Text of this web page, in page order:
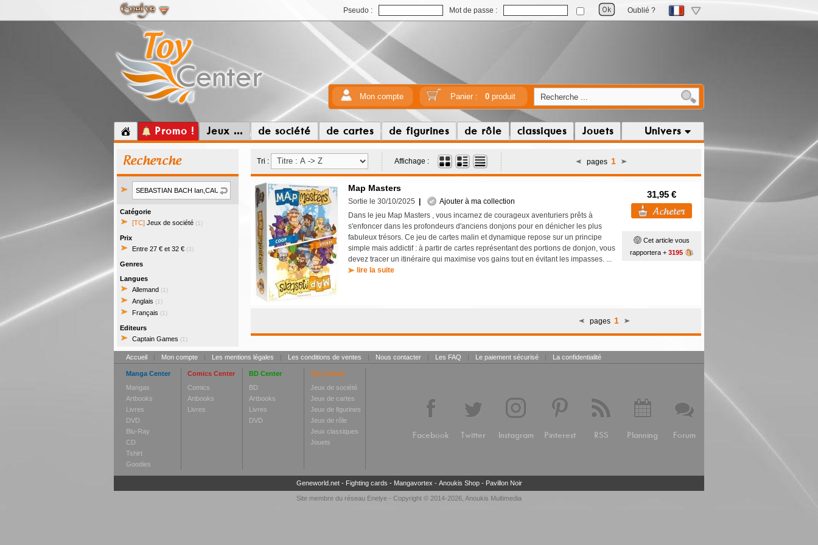
Pseudo : Mot de passe : Oublié ?
Mon compte Panier : 0produit
Promo ! Jeux ... de société de cartes de figurines de rôle classiques Jouets Univers
Recherche
Catégorie
[TC] Jeux de société (1)
Prix
Entre 27 € et 32 € (3)
Genres
Langues
Allemand (1)
Anglais (1)
Français (1)
Editeurs
Captain Games (1)
Tri : Affichage : pages 1
Map Masters
Sortie le 30/10/2025
Ajouter à ma collection
Dans le jeu Map Masters , vous incarnez de courageux aventuriers prêts à
s'enfoncer dans les profondeurs d'anciens donjons pour en dénicher les plus
fabuleux trésors. Ce jeu de cartes malin et dynamique repose sur un principe
simple mais addictif : à partir de cartes représentant des portions de donjon, vous
devez tracer un itinéraire qui maximise vos gains tout en évitant les impasses. ...
lire la suite
31,95 €
Cet article vous
rapportera + 3195
pages 1
Accueil | Mon compte | Les mentions légales | Les conditions de ventes | Nous contacter | Les FAQ | Le paiement sécurisé | La confidentialité
Manga Center
Mangas
Artbooks
Livres
DVD
Blu-Ray
CD
Tshirt
Goodies
Comics Center
Comics
Artbooks
Livres
BD Center
BD
Artbooks
Livres
DVD
Toy Center
Jeux de société
Jeux de cartes
Jeux de figurines
Jeux de rôle
Jeux classiques
Jouets
Facebook Twitter Instagram Pinterest RSS Planning Forum
Geneworld.net- Fighting cards - Mangavortex - Anoukis Shop- Pavillon Noir
Site membre du réseau Enelye - Copyright © 2014-2026, Anoukis Multimedia